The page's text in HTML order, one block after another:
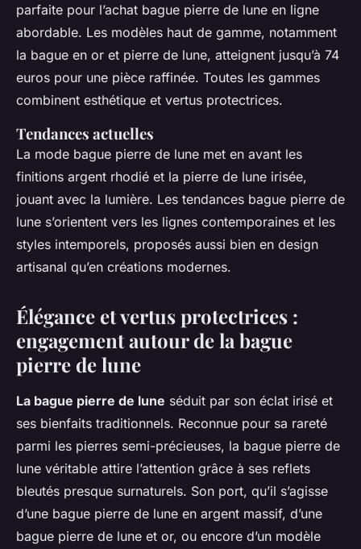
parfaite pour l’achat bague pierre de lune en ligne
abordable. Les modèles haut de gamme, notamment
la bague en or et pierre de lune, atteignent jusqu’à 74
euros pour une pièce raffinée. Toutes les gammes
combinent esthétique et vertus protectrices.
Tendances actuelles
La mode bague pierre de lune met en avant les
finitions argent rhodié et la pierre de lune irisée,
jouant avec la lumière. Les tendances bague pierre de
lune s’orientent vers les lignes contemporaines et les
styles intemporels, proposés aussi bien en design
artisanal qu’en créations modernes.
Élégance et vertus protectrices :
engagement autour de la bague
pierre de lune
La bague pierre de lune séduit par son éclat irisé et
ses bienfaits traditionnels. Reconnue pour sa rareté
parmi les pierres semi-précieuses, la bague pierre de
lune véritable attire l’attention grâce à ses reflets
bleutés presque surnaturels. Son port, qu’il s’agisse
d’une bague pierre de lune en argent massif, d’une
bague pierre de lune et or, ou encore d’un modèle